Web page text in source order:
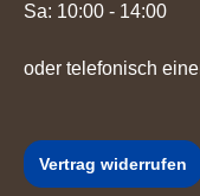
Sa: 10:00 - 14:00
oder telefonisch
Vertrag widerrufen